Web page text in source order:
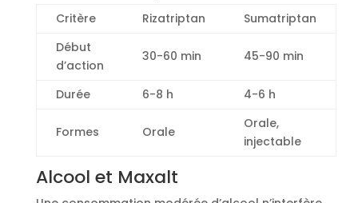
Critère Rizatriptan
Sumatriptan
Début
d’action
30-60 min 45-90 min
Durée 6-8 h 4-6 h
Formes Orale
Orale,
injectable
Alcool et Maxalt